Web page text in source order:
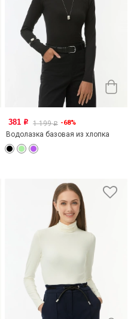
381 o 1 199o -68%
Водолазка базовая из хлопка